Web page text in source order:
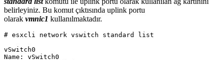
belirleyiniz. Bu komut çıktısında uplink portu
olarak vmnic1 kullanılmaktadır.
# esxcli network vswitch standard list
vSwitch0
Name: vSwitch0